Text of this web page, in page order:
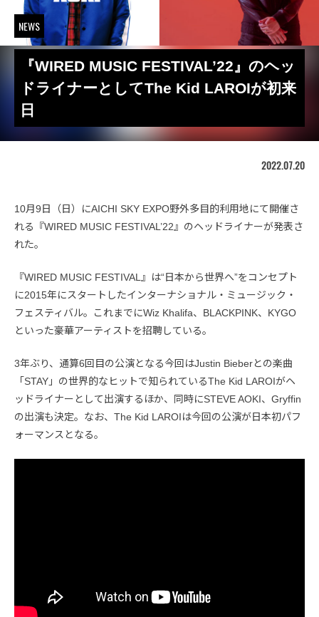
NEWS
『WIRED MUSIC FESTIVAL’22』のヘッ
ドライナーとしてThe Kid LAROIが初来
日
2022.07.20
10月9日（日）にAICHI SKY EXPO野外多目的利用地にて開催さ
れる『WIRED MUSIC FESTIVAL’22』のヘッドライナーが発表さ
れた。
『WIRED MUSIC FESTIVAL』は“日本から世界へ”をコンセプト
に2015年にスタートしたインターナショナル・ミュージック・
フェスティバル。これまでにWiz Khalifa、BLACKPINK、KYGO
といった豪華アーティストを招聘している。
3年ぶり、通算6回目の公演となる今回はJustin Bieberとの楽曲
「STAY」の世界的なヒットで知られているThe Kid LAROIがヘ
ッドライナーとして出演するほか、同時にSTEVE AOKI、Gryffin
の出演も決定。なお、The Kid LAROIは今回の公演が日本初パフ
ォーマンスとなる。